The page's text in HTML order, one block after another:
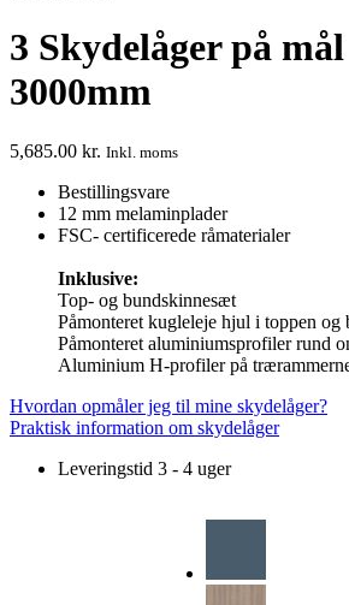
3 Skydelåger på
3000mm
5,685.00 kr. Inkl. moms
Bestillingsvare
12 mm melaminplader
FSC- certificerede råmaterialer
Inklusive:
Top- og bundskinnesæt
Påmonteret kugleleje hjul i toppen og
Påmonteret aluminiumsprofiler rund
Aluminium H-profiler på
Hvordan opmåler jeg til mine skydelåger?
Praktisk information om skydelåger
Leveringstid 3 - 4 uger